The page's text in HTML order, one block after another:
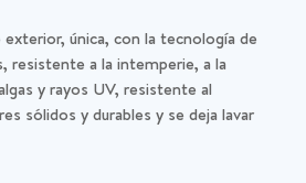
exterior, única, con la tecnología de
resistente a la intemperie, a la
y rayos UV, resistente al
sólidos y durables y se deja lavar